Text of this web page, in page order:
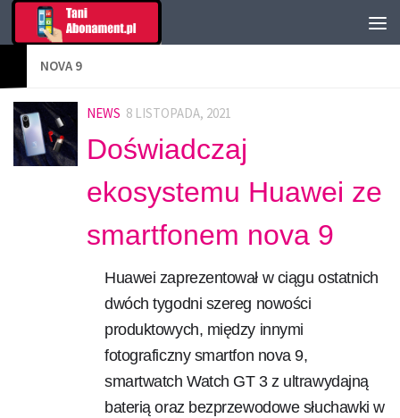
NOVA 9
NEWS 8 LISTOPADA, 2021
Doświadczaj
ekosystemu Huawei ze
smartfonem nova 9
Huawei zaprezentował w ciągu ostatnich
dwóch tygodni szereg nowości
produktowych, między innymi
fotograficzny smartfon nova 9,
smartwatch Watch GT 3 z ultrawydajną
baterią oraz bezprzewodowe słuchawki w